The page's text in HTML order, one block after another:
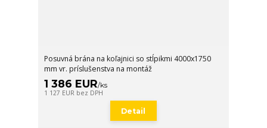
Posuvná brána na koľajnici so stĺpikmi 4000x1750
mm vr. príslušenstva na montáž
1 386 EUR/ks
1 127 EUR bez DPH
Detail